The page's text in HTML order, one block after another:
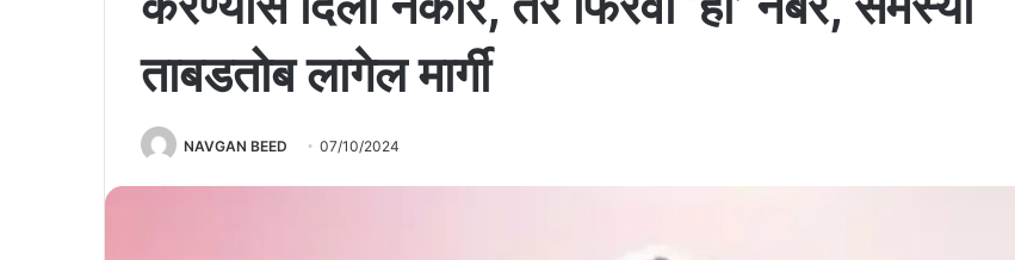
ताबडतोब लागेल मार्गी
NAVGAN BEED 07/10/2024